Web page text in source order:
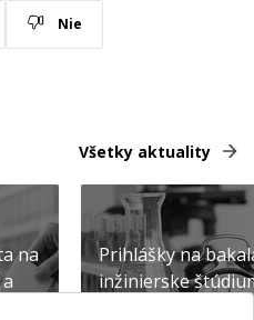
Nie
Všetky aktuality
na
Prihlášky na
inžinierske